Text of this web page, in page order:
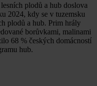
plodů a hub doslova
2024, kdy se v tuzemsku
plodů a hub. Prim hrály
borůvkami, malinami
68 % českých domácností
hub.